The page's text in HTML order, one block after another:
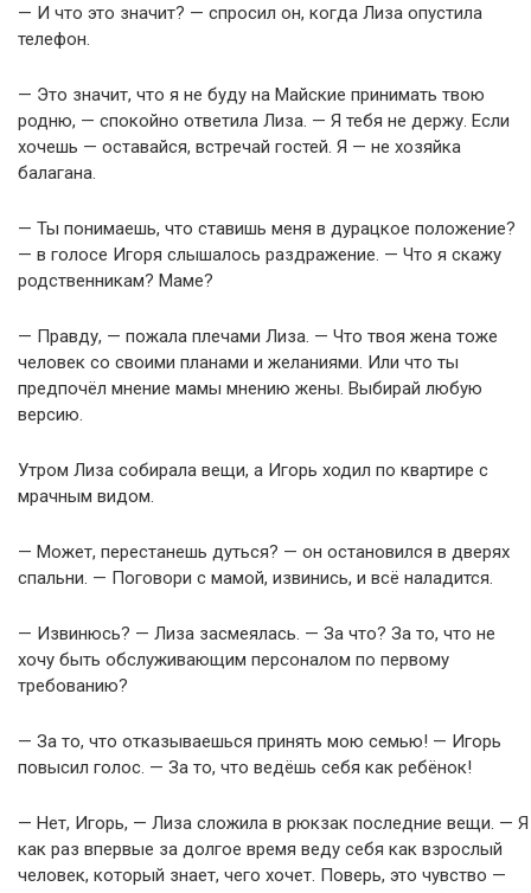
— И что это значит? — спросил он, когда Лиза опустила
телефон.
— Это значит, что я не буду на Майские принимать твою
родню, — спокойно ответила Лиза. — Я тебя не держу. Если
хочешь — оставайся, встречай гостей. Я — не хозяйка
балагана.
— Ты понимаешь, что ставишь меня в дурацкое положение?
— в голосе Игоря слышалось раздражение. — Что я скажу
родственникам? Маме?
— Правду, — пожала плечами Лиза. — Что твоя жена тоже
человек со своими планами и желаниями. Или что ты
предпочёл мнение мамы мнению жены. Выбирай любую
версию.
Утром Лиза собирала вещи, а Игорь ходил по квартире с
мрачным видом.
— Может, перестанешь дуться? — он остановился в дверях
спальни. — Поговори с мамой, извинись, и всё наладится.
— Извинюсь? — Лиза засмеялась. — За что? За то, что не
хочу быть обслуживающим персоналом по первому
требованию?
— За то, что отказываешься принять мою семью! — Игорь
повысил голос. — За то, что ведёшь себя как ребёнок!
— Нет, Игорь, — Лиза сложила в рюкзак последние вещи. — Я
как раз впервые за долгое время веду себя как взрослый
человек, который знает, чего хочет. Поверь, это чувство —